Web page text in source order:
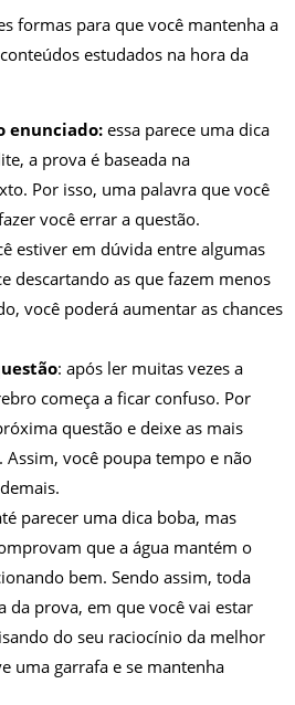
formas para que você mantenha a
estudados na hora da
enunciado:essa parece uma dica
a prova é baseada na
Por isso, uma palavra que você
você errar a questão.
estiver em dúvida entre algumas
descartando as que fazem menos
você poderá aumentar as chances
: após ler muitas vezes a
começa a ficar confuso. Por
questão e deixe as mais
você poupa tempo e não
parecer uma dica boba, mas
que a água mantém o
bem. Sendo assim, toda
da prova, em que você vai estar
do seu raciocínio da melhor
uma garrafa e se mantenha